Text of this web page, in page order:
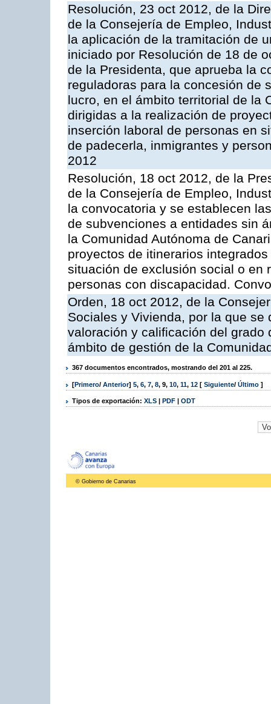
Resolución, 23 oct 2012, de la
de la Consejería de Empleo,
la aplicación de la tramitación de
iniciado por Resolución de 18 de
de la Presidenta, que aprueba la
reguladoras para la concesión de
lucro, en el ámbito territorial de la
dirigidas a la realización de
inserción laboral de personas en
de padecerla, inmigrantes y
2012
Resolución, 18 oct 2012, de la
de la Consejería de Empleo,
la convocatoria y se establecen
de subvenciones a entidades sin
la Comunidad Autónoma de
proyectos de itinerarios
situación de exclusión social o en
personas con discapacidad.
Orden, 18 oct 2012, de la
Sociales y Vivienda, por la que
valoración y calificación del
ámbito de gestión de la
367 documentos encontrados, mostrando del 201 al 225.
[Primero/ Anterior] 5, 6, 7, 8, 9, 10, 11, 12 [ Siguiente/ Último ]
Tipos de exportación: XLS | PDF | ODT
© Gobierno de Canarias